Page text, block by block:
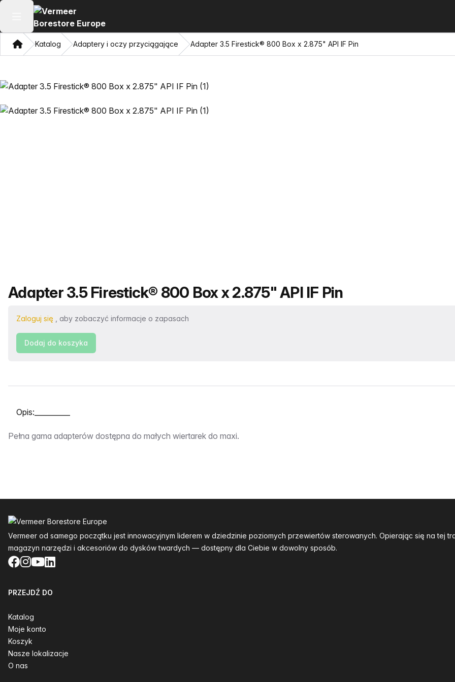
Otwórz menu główne
DomKatalog Adaptery i oczy przyciągające Adapter 3.5 Firestick® 800 Box x 2.875" API IF Pin
Nazwa produktu
Adapter 3.5 Firestick® 800 Box x 2.875" API IF Pin
Zaloguj się , aby zobaczyć informacje o zapasach
Dodaj do koszyka
Wybierz kartę
Opis:__________
Pełna gama adapterów dostępna do małych wiertarek do maxi.
Vermeer od samego początku jest innowacyjnym liderem w dziedzinie poziomych przewiertów sterowanych. Opierając się na tej
magazyn narzędzi i akcesoriów do dysków twardych — dostępny dla Ciebie w dowolny sposób.
Facebook
Instagram
YouTube
LinkedIn
PRZEJDŹ DO
Katalog
Moje konto
Koszyk
Nasze lokalizacje
O nas